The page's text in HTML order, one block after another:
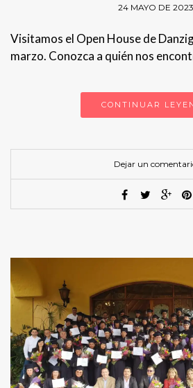
24 MAYO DE 2023
Visitamos el Open House de
marzo. Conozca a quién nos
CONTINUAR
Dejar un